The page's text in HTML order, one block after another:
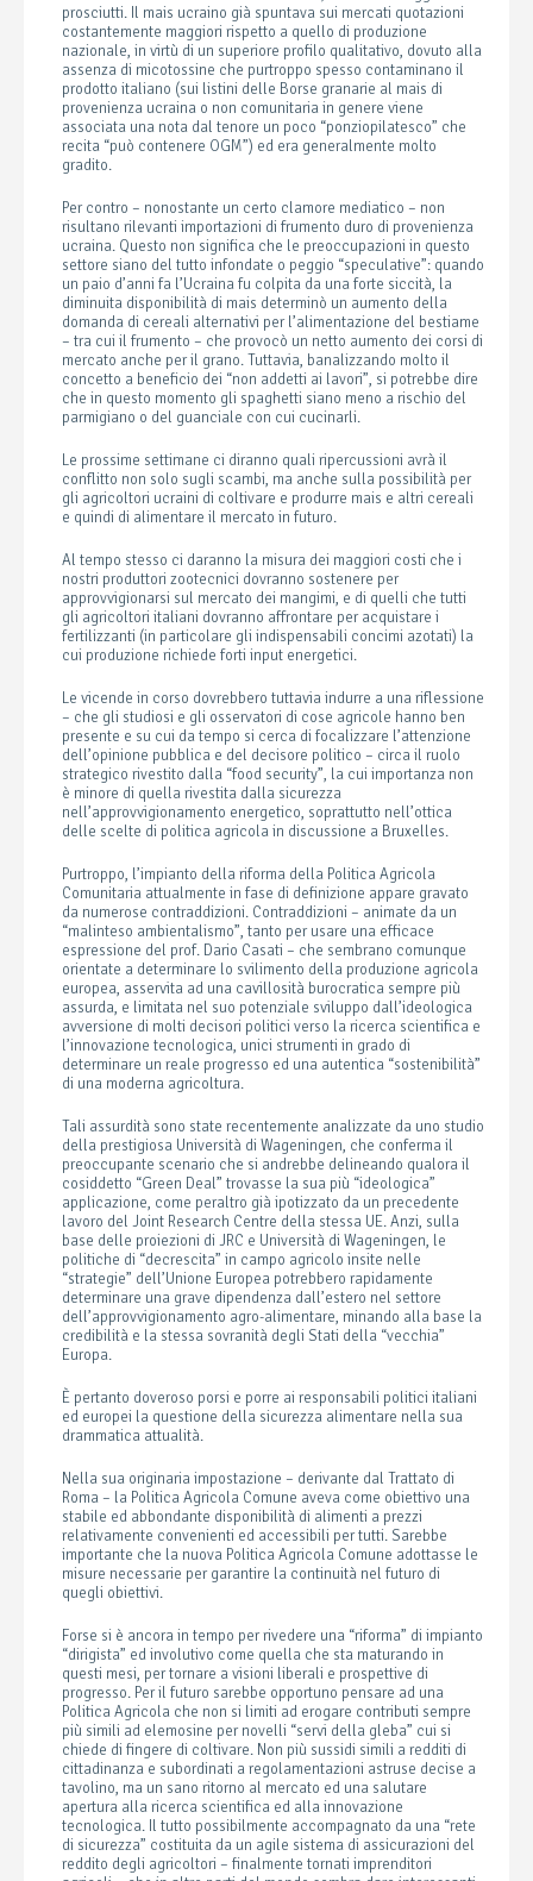
prosciutti. Il mais ucraino già spuntava sui mercati quotazioni
costantemente maggiori rispetto a quello di produzione
nazionale, in virtù di un superiore profilo qualitativo, dovuto alla
assenza di micotossine che purtroppo spesso contaminano il
prodotto italiano (sui listini delle Borse granarie al mais di
provenienza ucraina o non comunitaria in genere viene
associata una nota dal tenore un poco “ponziopilatesco” che
recita “può contenere OGM”) ed era generalmente molto
gradito.
Per contro – nonostante un certo clamore mediatico – non
risultano rilevanti importazioni di frumento duro di provenienza
ucraina. Questo non significa che le preoccupazioni in questo
settore siano del tutto infondate o peggio “speculative”: quando
un paio d’anni fa l’Ucraina fu colpita da una forte siccità, la
diminuita disponibilità di mais determinò un aumento della
domanda di cereali alternativi per l’alimentazione del bestiame
– tra cui il frumento – che provocò un netto aumento dei corsi di
mercato anche per il grano. Tuttavia, banalizzando molto il
concetto a beneficio dei “non addetti ai lavori”, si potrebbe dire
che in questo momento gli spaghetti siano meno a rischio del
parmigiano o del guanciale con cui cucinarli.
Le prossime settimane ci diranno quali ripercussioni avrà il
conflitto non solo sugli scambi, ma anche sulla possibilità per
gli agricoltori ucraini di coltivare e produrre mais e altri cereali
e quindi di alimentare il mercato in futuro.
Al tempo stesso ci daranno la misura dei maggiori costi che i
nostri produttori zootecnici dovranno sostenere per
approvvigionarsi sul mercato dei mangimi, e di quelli che tutti
gli agricoltori italiani dovranno affrontare per acquistare i
fertilizzanti (in particolare gli indispensabili concimi azotati) la
cui produzione richiede forti input energetici.
Le vicende in corso dovrebbero tuttavia indurre a una riflessione
– che gli studiosi e gli osservatori di cose agricole hanno ben
presente e su cui da tempo si cerca di focalizzare l’attenzione
dell’opinione pubblica e del decisore politico – circa il ruolo
strategico rivestito dalla “food security”, la cui importanza non
è minore di quella rivestita dalla sicurezza
nell’approvvigionamento energetico, soprattutto nell’ottica
delle scelte di politica agricola in discussione a Bruxelles.
Purtroppo, l’impianto della riforma della Politica Agricola
Comunitaria attualmente in fase di definizione appare gravato
da numerose contraddizioni. Contraddizioni – animate da un
“malinteso ambientalismo”, tanto per usare una efficace
espressione del prof. Dario Casati – che sembrano comunque
orientate a determinare lo svilimento della produzione agricola
europea, asservita ad una cavillosità burocratica sempre più
assurda, e limitata nel suo potenziale sviluppo dall’ideologica
avversione di molti decisori politici verso la ricerca scientifica e
l’innovazione tecnologica, unici strumenti in grado di
determinare un reale progresso ed una autentica “sostenibilità”
di una moderna agricoltura.
Tali assurdità sono state recentemente analizzate da uno studio
della prestigiosa Università di Wageningen, che conferma il
preoccupante scenario che si andrebbe delineando qualora il
cosiddetto “Green Deal” trovasse la sua più “ideologica”
applicazione, come peraltro già ipotizzato da un precedente
lavoro del Joint Research Centre della stessa UE. Anzi, sulla
base delle proiezioni di JRC e Università di Wageningen, le
politiche di “decrescita” in campo agricolo insite nelle
“strategie” dell’Unione Europea potrebbero rapidamente
determinare una grave dipendenza dall’estero nel settore
dell’approvvigionamento agro-alimentare, minando alla base la
credibilità e la stessa sovranità degli Stati della “vecchia”
Europa.
È pertanto doveroso porsi e porre ai responsabili politici italiani
ed europei la questione della sicurezza alimentare nella sua
drammatica attualità.
Nella sua originaria impostazione – derivante dal Trattato di
Roma – la Politica Agricola Comune aveva come obiettivo una
stabile ed abbondante disponibilità di alimenti a prezzi
relativamente convenienti ed accessibili per tutti. Sarebbe
importante che la nuova Politica Agricola Comune adottasse le
misure necessarie per garantire la continuità nel futuro di
quegli obiettivi.
Forse si è ancora in tempo per rivedere una “riforma” di impianto
“dirigista” ed involutivo come quella che sta maturando in
questi mesi, per tornare a visioni liberali e prospettive di
progresso. Per il futuro sarebbe opportuno pensare ad una
Politica Agricola che non si limiti ad erogare contributi sempre
più simili ad elemosine per novelli “servi della gleba” cui si
chiede di fingere di coltivare. Non più sussidi simili a redditi di
cittadinanza e subordinati a regolamentazioni astruse decise a
tavolino, ma un sano ritorno al mercato ed una salutare
apertura alla ricerca scientifica ed alla innovazione
tecnologica. Il tutto possibilmente accompagnato da una “rete
di sicurezza” costituita da un agile sistema di assicurazioni del
reddito degli agricoltori – finalmente tornati imprenditori